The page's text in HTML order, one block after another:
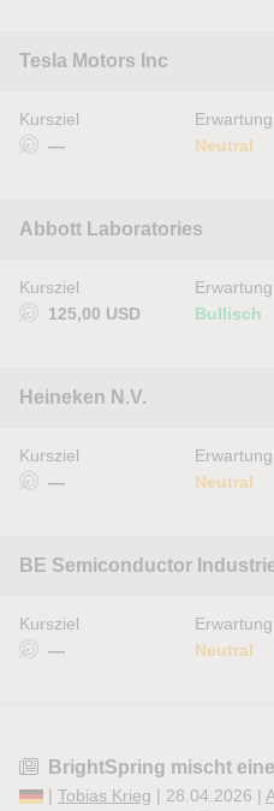
Tesla Motors Inc
Kursziel
—
Erwartung
Neutral
Abbott Laboratories
Kursziel
125,00 USD
Erwartung
Bullisch
Heineken N.V.
Kursziel
—
Erwartung
Neutral
BE Semiconductor
Kursziel
—
Erwartung
Neutral
BrightSpring mischt
| Tobias Krieg | 28.04.2026 |